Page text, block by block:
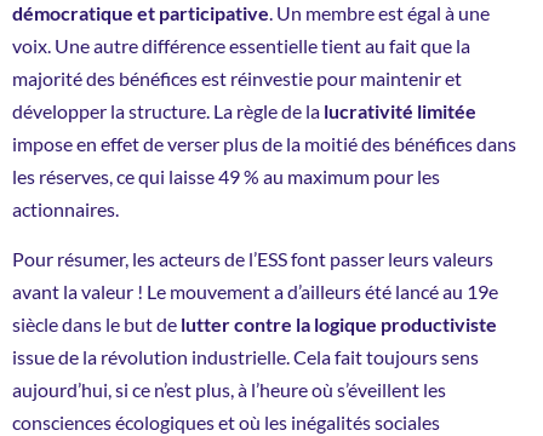
démocratique et participative. Un membre est égal à une
voix. Une autre différence essentielle tient au fait que la
majorité des bénéfices est réinvestie pour maintenir et
développer la structure. La règle de la lucrativité limitée
impose en effet de verser plus de la moitié des bénéfices dans
les réserves, ce qui laisse 49 % au maximum pour les
actionnaires.
Pour résumer, les acteurs de l’ESS font passer leurs valeurs
avant la valeur ! Le mouvement a d’ailleurs été lancé au 19e
siècle dans le but de lutter contre la logique productiviste
issue de la révolution industrielle. Cela fait toujours sens
aujourd’hui, si ce n’est plus, à l’heure où s’éveillent les
consciences écologiques et où les inégalités sociales